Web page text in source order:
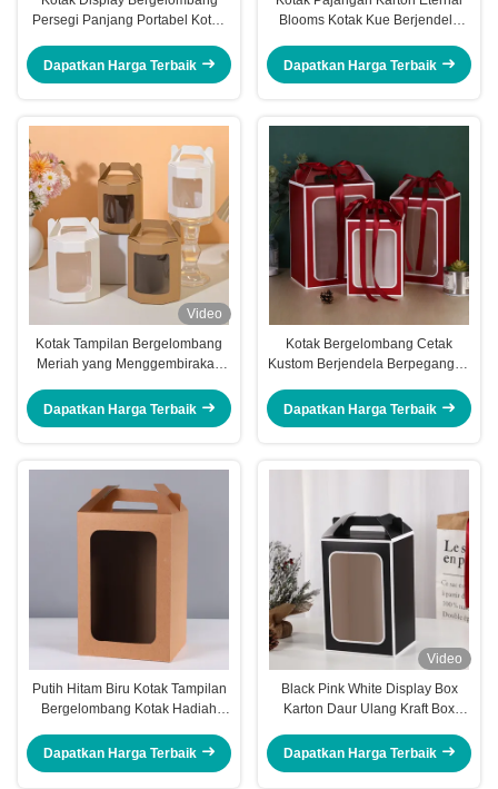
Persegi Panjang Portabel Kotak
Dapatkan Harga Terbaik
Blooms Kotak Kue Berjendela
Dapatkan Harga Terbaik
Video
Kotak Tampilan Bergelombang
Meriah yang Menggembirakan
Segi Delapan Jendela Jelas
Dapatkan Harga Terbaik
Kotak Bergelombang Cetak
Kustom Berjendela Berpegangan
Valentine
Dapatkan Harga Terbaik
Putih Hitam Biru Kotak Tampilan
Bergelombang Kotak Hadiah
Dapatkan Harga Terbaik
Video
Black Pink White Display Box
Karton Daur Ulang Kraft Box
Dapatkan Harga Terbaik